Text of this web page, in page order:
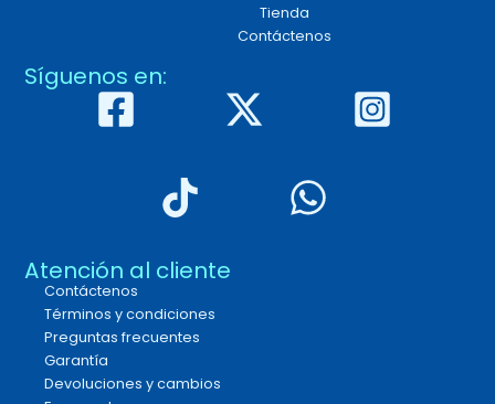
Tienda
Contáctenos
Síguenos en:
Atención al cliente
Contáctenos
Términos y condiciones
Preguntas frecuentes
Garantía
Devoluciones y cambios